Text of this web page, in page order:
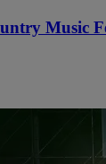
Music